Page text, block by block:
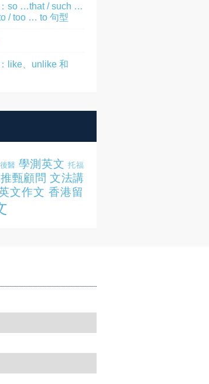
so …that / such …
/ too … to 句型
like、unlike 和
醫 學測英文 托福
推甄顧問 文法講
文作文 香港留